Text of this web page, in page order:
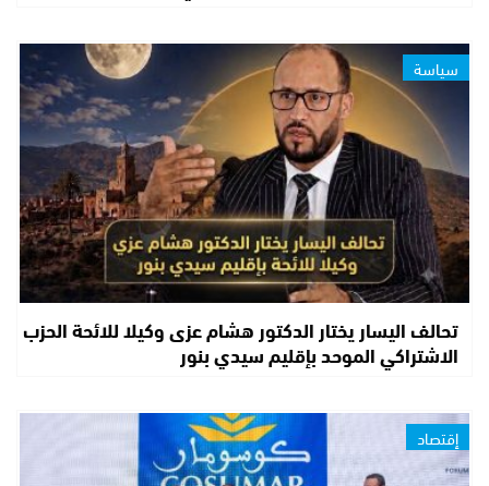
سياسة
تحالف اليسار يختار الدكتور هشام عزى وكيلا للائحة الحزب
الاشتراكي الموحد بإقليم سيدي بنور
إقتصاد